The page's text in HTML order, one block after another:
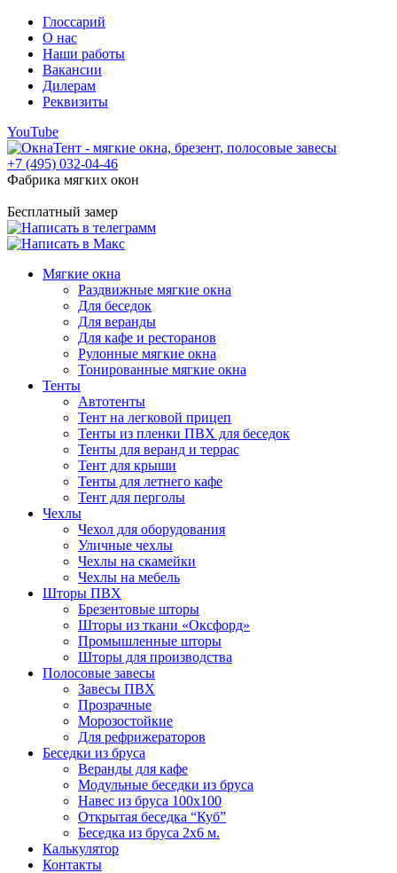
Глоссарий
О нас
Наши работы
Вакансии
Дилерам
Реквизиты
YouTube
+7 (495) 032-04-46
Фабрика мягких окон
Бесплатный замер
Мягкие окна
Раздвижные мягкие окна
Для беседок
Для веранды
Для кафе и ресторанов
Рулонные мягкие окна
Тонированные мягкие окна
Тенты
Автотенты
Тент на легковой прицеп
Тенты из пленки ПВХ для беседок
Тенты для веранд и террас
Тент для крыши
Тенты для летнего кафе
Тент для перголы
Чехлы
Чехол для оборудования
Уличные чехлы
Чехлы на скамейки
Чехлы на мебель
Шторы ПВХ
Брезентовые шторы
Шторы из ткани «Оксфорд»
Промышленные шторы
Шторы для производства
Полосовые завесы
Завесы ПВХ
Прозрачные
Морозостойкие
Для рефрижераторов
Беседки из бруса
Веранды для кафе
Модульные беседки из бруса
Навес из бруса 100х100
Открытая беседка “Куб”
Беседка из бруса 2х6 м.
Калькулятор
Контакты